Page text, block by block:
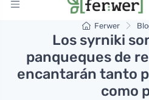
Ferwer
Los syrniki
panqueques de
encantarán tanto
como